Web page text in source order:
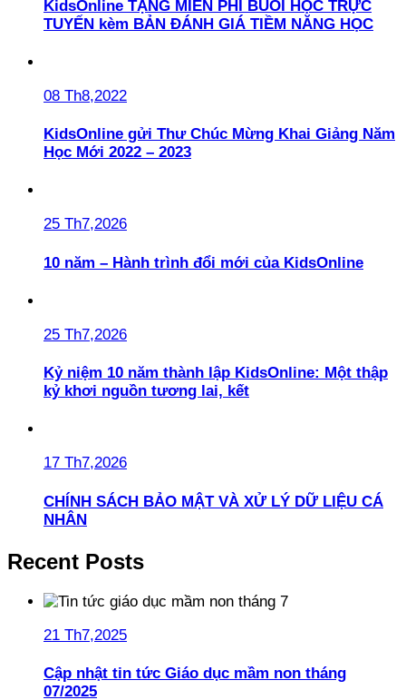
KidsOnline TẶNG MIỄN PHÍ BUỔI HỌC TRỰC
TUYẾN kèm BẢN ĐÁNH GIÁ TIỀM NĂNG HỌC
08 Th8,2022
KidsOnline gửi Thư Chúc Mừng Khai Giảng Năm
Học Mới 2022 – 2023
25 Th7,2026
10 năm – Hành trình đổi mới của KidsOnline
25 Th7,2026
Kỷ niệm 10 năm thành lập KidsOnline: Một thập
kỷ khơi nguồn tương lai, kết
17 Th7,2026
CHÍNH SÁCH BẢO MẬT VÀ XỬ LÝ DỮ LIỆU CÁ
NHÂN
Recent Posts
21 Th7,2025
Cập nhật tin tức Giáo dục mầm non tháng
07/2025